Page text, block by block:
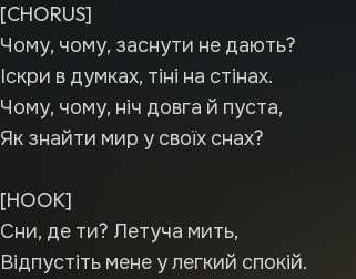
[CHORUS]
Чому, чому, заснути не дають?
Іскри в думках, тіні на стінах.
Чому, чому, ніч довга й пуста,
Як знайти мир у своїх снах?
[HOOK]
Сни, де ти? Летуча мить,
Відпустіть мене у легкий спокій.